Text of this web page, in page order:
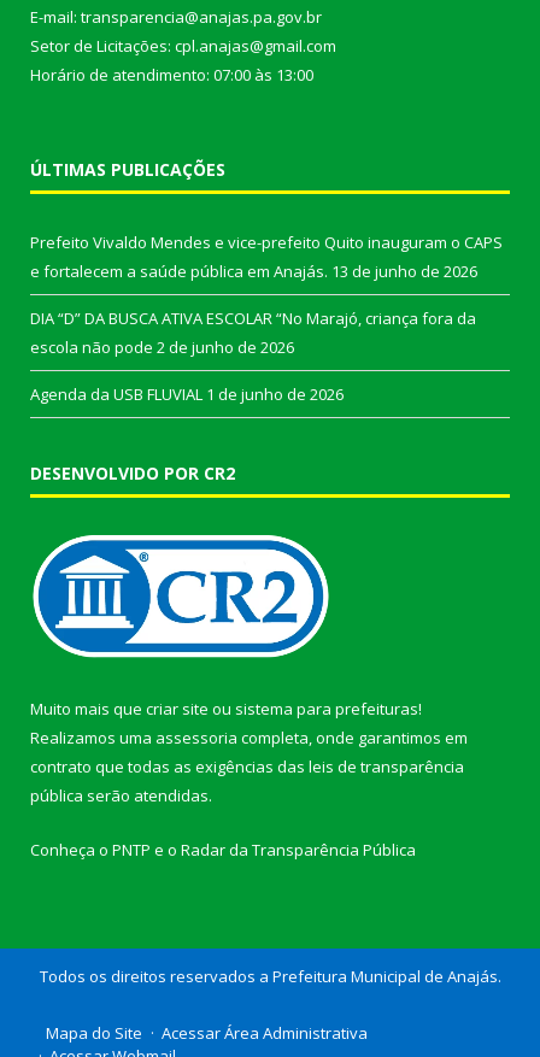
E-mail: transparencia@anajas.pa.gov.br
Setor de Licitações: cpl.anajas@gmail.com
Horário de atendimento: 07:00 às 13:00
ÚLTIMAS PUBLICAÇÕES
Prefeito Vivaldo Mendes e vice-prefeito Quito inauguram o CAPS
e fortalecem a saúde pública em Anajás. 13 de junho de 2026
DIA “D” DA BUSCA ATIVA ESCOLAR “No Marajó, criança fora da
escola não pode 2 de junho de 2026
Agenda da USB FLUVIAL 1 de junho de 2026
DESENVOLVIDO POR CR2
Muito mais que criar site ou sistema para prefeituras!
Realizamos uma assessoria completa, onde garantimos em
contrato que todas as exigências das leis de transparência
pública serão atendidas.
Conheça o PNTP e o Radar da Transparência Pública
Todos os direitos reservados a Prefeitura Municipal de Anajás.
Mapa do Site
Acessar Área Administrativa